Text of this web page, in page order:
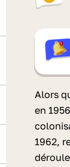
Alors
en
1962,